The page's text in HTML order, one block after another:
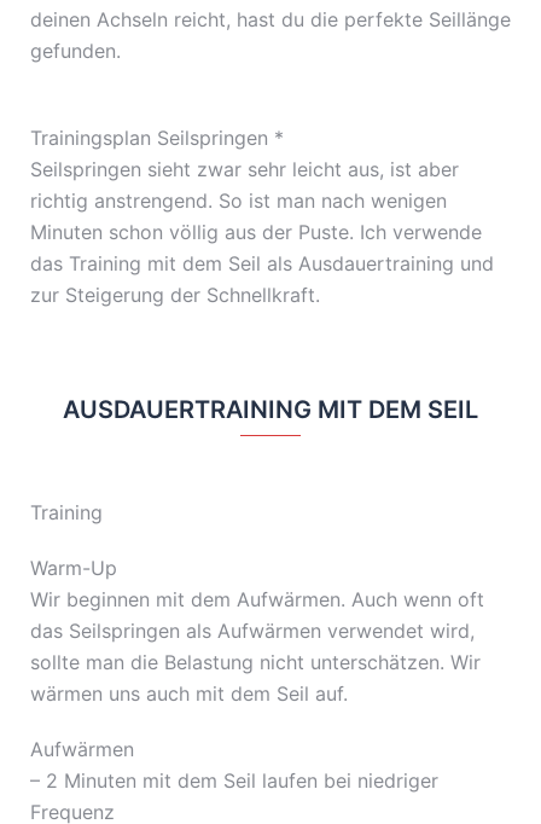
deinen Achseln reicht, hast du die perfekte Seillänge
gefunden.
Trainingsplan Seilspringen *
Seilspringen sieht zwar sehr leicht aus, ist aber
richtig anstrengend. So ist man nach wenigen
Minuten schon völlig aus der Puste. Ich verwende
das Training mit dem Seil als Ausdauertraining und
zur Steigerung der Schnellkraft.
AUSDAUERTRAINING MIT DEM SEIL
Training
Warm-Up
Wir beginnen mit dem Aufwärmen. Auch wenn oft
das Seilspringen als Aufwärmen verwendet wird,
sollte man die Belastung nicht unterschätzen. Wir
wärmen uns auch mit dem Seil auf.
Aufwärmen
– 2 Minuten mit dem Seil laufen bei niedriger
Frequenz